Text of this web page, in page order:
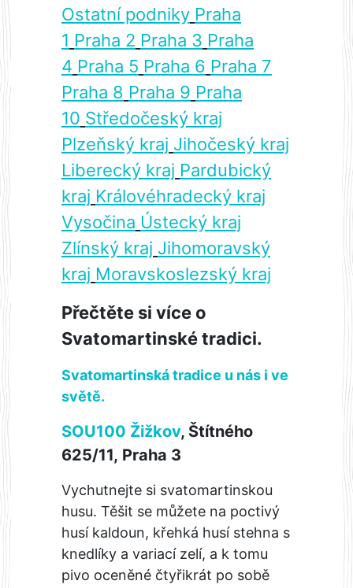
Ostatní podniky Praha
1 Praha 2 Praha 3 Praha
4 Praha 5 Praha 6 Praha 7
Praha 8 Praha 9 Praha
10 Středočeský kraj
Plzeňský kraj Jihočeský kraj
Liberecký kraj Pardubický
kraj Královéhradecký kraj
Vysočina Ústecký kraj
Zlínský kraj Jihomoravský
kraj Moravskoslezský kraj
Přečtěte si více o
Svatomartinské tradici.
Svatomartinská tradice u nás i ve
světě.
SOU100 Žižkov, Štítného
625/11, Praha 3
Vychutnejte si svatomartinskou
husu. Těšit se můžete na poctivý
husí kaldoun, křehká husí stehna s
knedlíky a variací zelí, a k tomu
pivo oceněné čtyřikrát po sobě